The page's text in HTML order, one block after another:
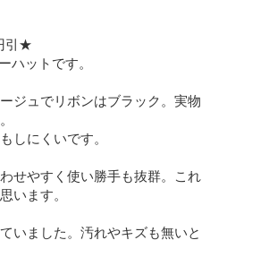
引★
ットです。
ジュでリボンはブラック。実物
しにくいです。
せやすく使い勝手も抜群。これ
います。
いました。汚れやキズも無いと